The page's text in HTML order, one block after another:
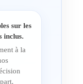
sur les
inclus.
à la